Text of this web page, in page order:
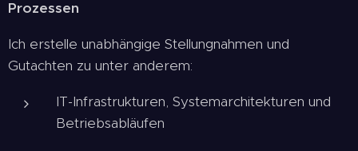
Prozessen
Ich erstelle unabhängige Stellungnahmen und
Gutachten zu unter anderem:
IT-Infrastrukturen, Systemarchitekturen und
Betriebsabläufen